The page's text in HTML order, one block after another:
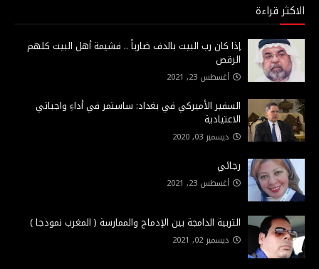
الاكثر قراءة
إذا كان رب البيت بالدف ضارباً .. فشيمة أهل البيت كلهم
الرقص
أغسطس 23, 2021
السفير الأميركي في بغداد: ساستمر في أداءِ واجباتي
الاعتيادية
ديسمبر 03, 2020
رجائي
أغسطس 23, 2021
التربية الدامجة بين الإدماج والممارسة ( المغرب نموذجا )
ديسمبر 02, 2021